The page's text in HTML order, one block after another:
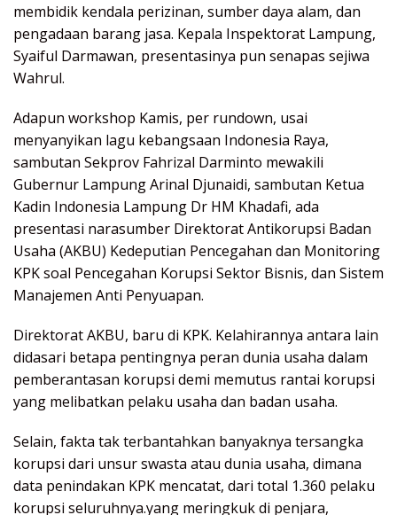
membidik kendala perizinan, sumber daya alam, dan
pengadaan barang jasa. Kepala Inspektorat Lampung,
Syaiful Darmawan, presentasinya pun senapas sejiwa
Wahrul.
Adapun workshop Kamis, per rundown, usai
menyanyikan lagu kebangsaan Indonesia Raya,
sambutan Sekprov Fahrizal Darminto mewakili
Gubernur Lampung Arinal Djunaidi, sambutan Ketua
Kadin Indonesia Lampung Dr HM Khadafi, ada
presentasi narasumber Direktorat Antikorupsi Badan
Usaha (AKBU) Kedeputian Pencegahan dan Monitoring
KPK soal Pencegahan Korupsi Sektor Bisnis, dan Sistem
Manajemen Anti Penyuapan.
Direktorat AKBU, baru di KPK. Kelahirannya antara lain
didasari betapa pentingnya peran dunia usaha dalam
pemberantasan korupsi demi memutus rantai korupsi
yang melibatkan pelaku usaha dan badan usaha.
Selain, fakta tak terbantahkan banyaknya tersangka
korupsi dari unsur swasta atau dunia usaha, dimana
data penindakan KPK mencatat, dari total 1.360 pelaku
korupsi seluruhnya.yang meringkuk di penjara,